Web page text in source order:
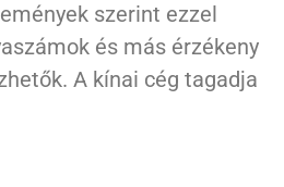
szerint ezzel
és más érzékeny
A kínai cég tagadja